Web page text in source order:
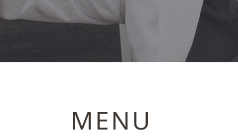
MENU